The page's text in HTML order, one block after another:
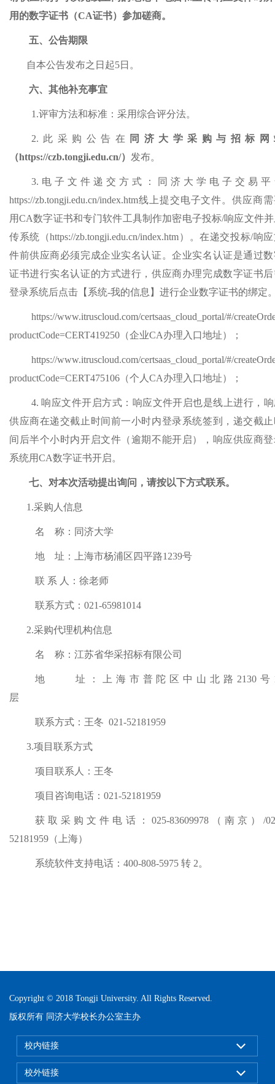
用的数字证书（CA证书）参加磋商。
五、公告期限
自本公告发布之日起5日。
六、其他补充事宜
1.评审方法和标准：采用综合评分法。
2.此采购公告在
同济大学采购与招标网
（https://czb.tongji.edu.cn/） 发布。
3.电子文件递交方式：同济大学电子交易平
https://zb.tongji.edu.cn/index.htm线上提交电子文件。供应商
用CA数字证书和专门软件工具制作加密电子投标/响应文件
传系统（https://zb.tongji.edu.cn/index.htm）。在递交投标/响
件前供应商必须完成企业实名认证。企业实名认证是通过
证书进行实名认证的方式进行，供应商办理完成数字证书
登录系统后点击【系统-我的信息】进行企业数字证书的绑定
https://www.itruscloud.com/certsaas_cloud_portal/#/
productCode=CERT419250（企业CA办理入口地址）；
https://www.itruscloud.com/certsaas_cloud_portal/#/
productCode=CERT475106 （个人 CA办理入口地址）；
4. 响应文件开启方式：响应文件开启也是线上进行，
供应商在递交截止时间前一小时内登录系统签到，递交截
间后半个小时内开启文件（逾期不能开启），响应供应商
系统用CA数字证书开启。
七、对本次活动提出询问，请按以下方式联系。
1.采购人信息
名 称： 同济大学
地 址：上海市杨浦区四平路1239号
联 系 人：徐老师
联系方式： 021-65981014
2.采购代理机构信息
名 称：江苏省华采招标有限公司
地 址： 上海市普陀区中山北路 2130号
层
联系方式： 王冬 021-52181959
3.项目联系方式
项目联系人： 王冬
项目咨询电话： 021-52181959
获取采购文件电话： 025-83609978（南京）/
52181959（上海）
系统软件支持电话： 400-808-5975 转 2。
Copyright © 2018 Tongji University. All Rights Reserved.
版权所有 同济大学校长办公室主办